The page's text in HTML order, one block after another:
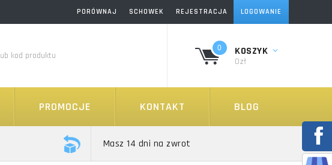
REJESTRACJA LOGOWANIE
SCHOWEK
PORÓWNAJ
0 KOSZYK
0zł
PROMOCJE KONTAKT BLOG
Masz 14 dni na zwrot